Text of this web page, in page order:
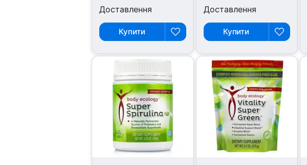
Доставлення
Купити
Доставлення
Купити